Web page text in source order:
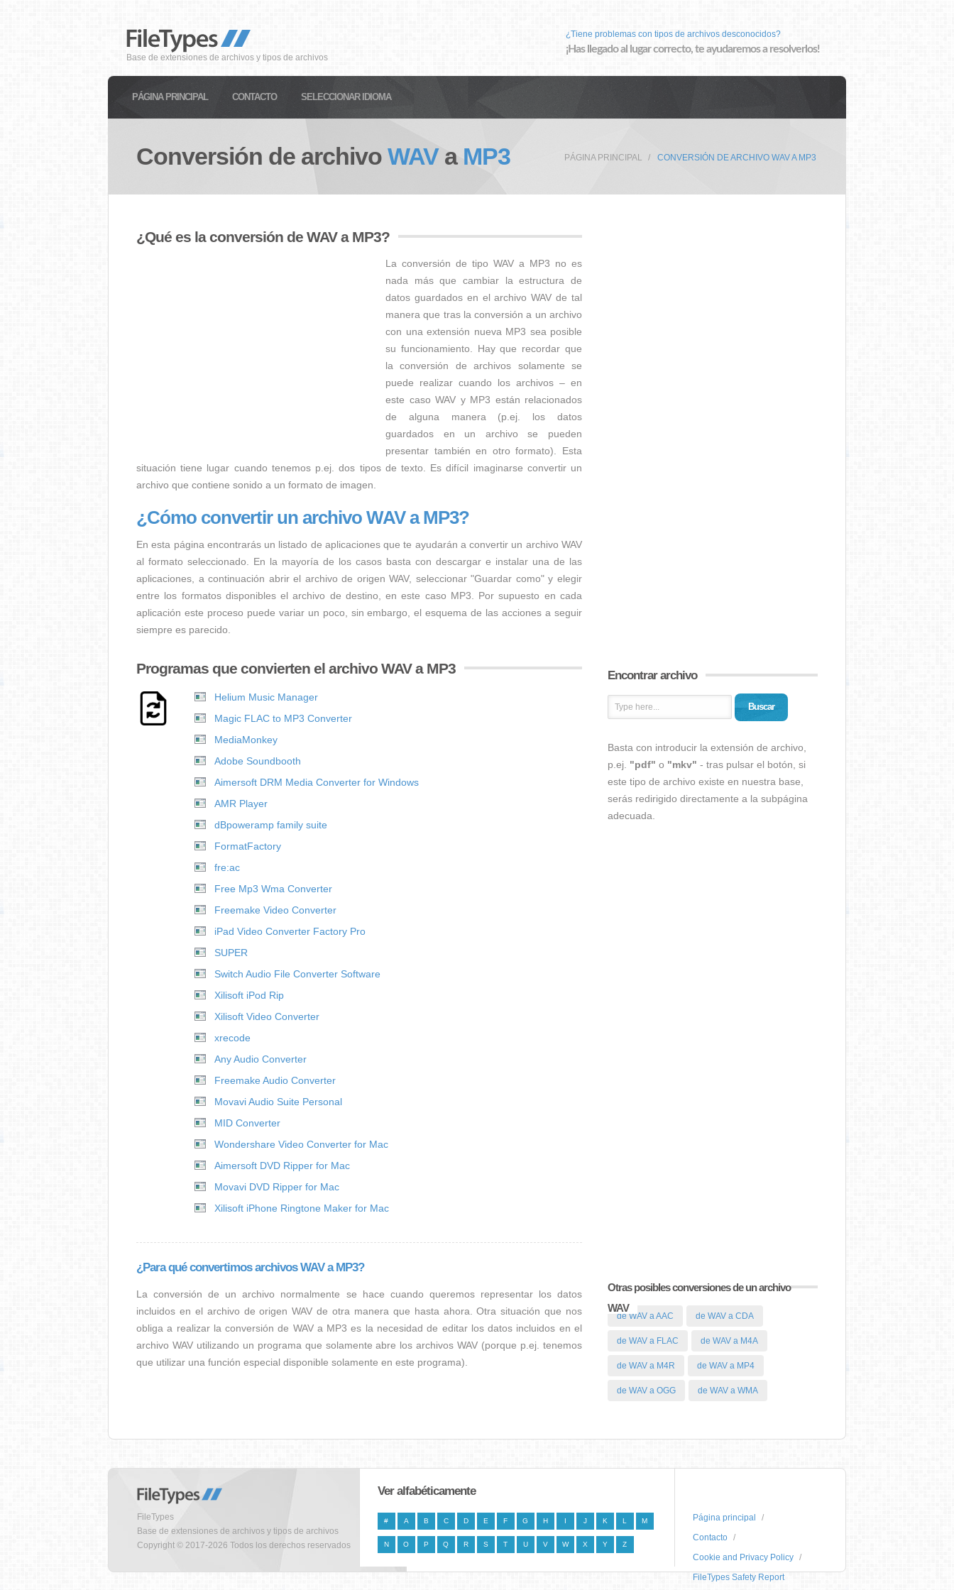
Base de extensiones de archivos y tipos de archivos
¿Tiene problemas con tipos de archivos desconocidos?
¡Has llegado al lugar correcto, te ayudaremos a resolverlos!
PÁGINA PRINCIPAL CONTACTO SELECCIONAR IDIOMA
Conversión de archivo WAVa MP3 PÁGINA PRINCIPAL CONVERSIÓN DE ARCHIVO WAV A MP3
¿Qué es la conversión de WAV a MP3?
La conversión de tipo WAV a MP3 no es
nada más que cambiar la estructura de
datos guardados en el archivo WAV de tal
manera que tras la conversión a un archivo
con una extensión nueva MP3 sea posible
su funcionamiento. Hay que recordar que
la conversión de archivos solamente se
puede realizar cuando los archivos – en
este caso WAV y MP3 están relacionados
de alguna manera (p.ej. los datos
guardados en un archivo se pueden
presentar también en otro formato). Esta
situación tiene lugar cuando tenemos p.ej. dos tipos de texto. Es difícil imaginarse convertir un
archivo que contiene sonido a un formato de imagen.
¿Cómo convertir un archivo WAV a MP3?
En esta página encontrarás un listado de aplicaciones que te ayudarán a convertir un archivo WAV
al formato seleccionado. En la mayoría de los casos basta con descargar e instalar una de las
aplicaciones, a continuación abrir el archivo de origen WAV, seleccionar "Guardar como" y elegir
entre los formatos disponibles el archivo de destino, en este caso MP3. Por supuesto en cada
aplicación este proceso puede variar un poco, sin embargo, el esquema de las acciones a seguir
siempre es parecido.
Programas que convierten el archivo WAV a MP3
Helium Music Manager
Magic FLAC to MP3 Converter
MediaMonkey
Adobe Soundbooth
Aimersoft DRM Media Converter for Windows
AMR Player
dBpoweramp family suite
FormatFactory
fre:ac
Free Mp3 Wma Converter
Freemake Video Converter
iPad Video Converter Factory Pro
SUPER
Switch Audio File Converter Software
Xilisoft iPod Rip
Xilisoft Video Converter
xrecode
Any Audio Converter
Freemake Audio Converter
Movavi Audio Suite Personal
MID Converter
Wondershare Video Converter for Mac
Aimersoft DVD Ripper for Mac
Movavi DVD Ripper for Mac
Xilisoft iPhone Ringtone Maker for Mac
¿Para qué convertimos archivos WAV a MP3?
La conversión de un archivo normalmente se hace cuando queremos representar los datos
incluidos en el archivo de origen WAV de otra manera que hasta ahora. Otra situación que nos
obliga a realizar la conversión de WAV a MP3 es la necesidad de editar los datos incluidos en el
archivo WAV utilizando un programa que solamente abre los archivos WAV (porque p.ej. tenemos
que utilizar una función especial disponible solamente en este programa).
Encontrar archivo
Buscar
Basta con introducir la extensión de archivo,
p.ej. "pdf" o "mkv" - tras pulsar el botón, si
este tipo de archivo existe en nuestra base,
serás redirigido directamente a la subpágina
adecuada.
Otras posibles conversiones de un archivo
WAV
de WAV a AAC de WAV a CDA
de WAV a FLAC de WAV a M4A
de WAV a M4R de WAV a MP4
de WAV a OGG de WAV a WMA
FileTypes
Base de extensiones de archivos y tipos de archivos
Copyright © 2017-2026 Todos los derechos reservados
Ver alfabéticamente
# A B C D E F G H I J K L M
N O P Q R S T U V W X Y Z
Página principal
Contacto
Cookie and Privacy Policy
FileTypes Safety Report